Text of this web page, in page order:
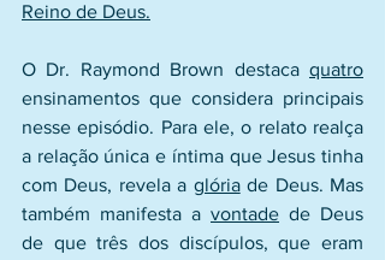
Reino de Deus.
O Dr. Raymond Brown destaca quatro
ensinamentos que considera principais
nesse episódio. Para ele, o relato realça
a relação única e íntima que Jesus tinha
com Deus, revela a glória de Deus. Mas
também manifesta a vontade de Deus
de que três dos discípulos, que eram